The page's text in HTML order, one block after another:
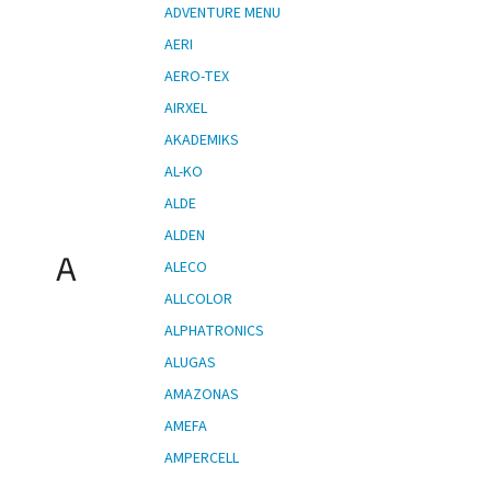
A
ADVENTURE MENU
AERI
AERO-TEX
AIRXEL
AKADEMIKS
AL-KO
ALDE
ALDEN
ALECO
ALLCOLOR
ALPHATRONICS
ALUGAS
AMAZONAS
AMEFA
AMPERCELL